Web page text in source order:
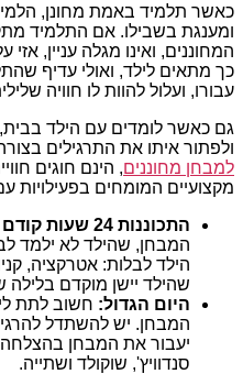
כאשר תלמיד באמת מחונן,
ומענגת בשבילו. אם התלמיד
המחוננים, ואינו מגלה עניין,
כך מתאים לילד, ואולי עדיף
עבורו, ועלול להוות לו חוויה
גם כאשר לומדים עם הילד
ולפתור איתו את התרגילים
למבחן מחוננים, הינם חוגים
מקצועיים המומחים בפעילויות
התכוננות 24 שעות קודם הבחינה:
המבחן, שהילד לא ילמד
הילד לבלות: אטרקציה,
שהילד יישן מוקדם בלילה
היום הגדול: חשוב לתת
המבחן. יש להשתדל
יעבור את המבחן
סנדוויץ', שוקולד ושתייה.